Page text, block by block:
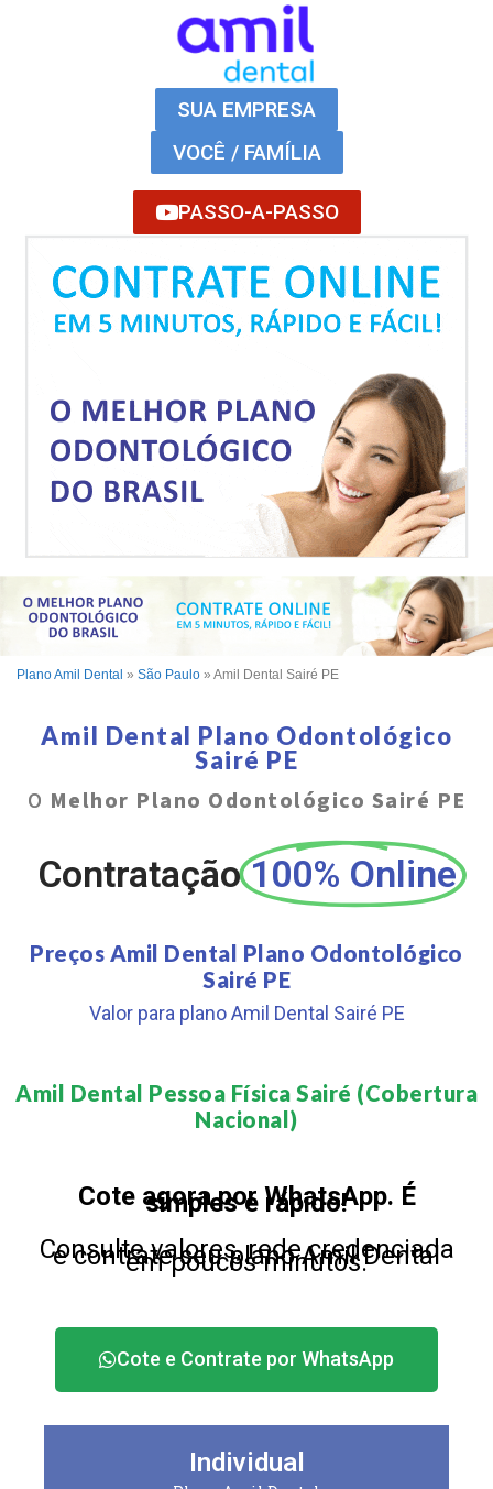
SUA EMPRESA
VOCÊ / FAMÍLIA
PASSO-A-PASSO
Plano Amil Dental » São Paulo » Amil Dental Sairé PE
Amil Dental Plano Odontológico
Sairé PE
O Melhor Plano Odontológico Sairé PE
Contratação 100% Online
Preços Amil Dental Plano Odontológico
Sairé PE
Valor para plano Amil Dental Sairé PE
Amil Dental Pessoa Física Sairé (Cobertura
Nacional)​
Cote agora por WhatsApp. É
simples e rápido!
Consulte valores, rede credenciada
e contrate seu plano Amil Dental
em poucos minutos.
Cote e Contrate por WhatsApp
Individual